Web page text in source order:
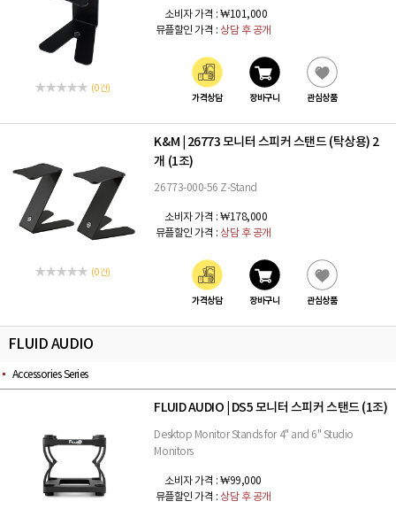
(0 건)
소비자 가격 : ₩101,000
뮤플할인 가격 : 상담 후 공개
가격상담 장바구니 관심상품
(0 건)
K&M 26773 모니터 스피커 스탠드 (탁상용) 2
개 (1조)
26773-000-56 Z-Stand
소비자 가격 : ₩178,000
뮤플할인 가격 : 상담 후 공개
가격상담 장바구니 관심상품
FLUID AUDIO
Accessories Series
FLUID AUDIO DS5 모니터 스피커 스탠드 (1조)
Desktop Monitor Stands for 4" and 6" Studio
Monitors
소비자 가격 : ₩99,000
뮤플할인 가격 : 상담 후 공개